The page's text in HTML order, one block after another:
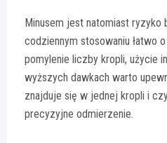
Minusem jest natomiast ryzyko
codziennym stosowaniu łatwo o
pomylenie liczby kropli, użycie
wyższych dawkach warto
znajduje się w jednej kropli i
precyzyjne odmierzenie.